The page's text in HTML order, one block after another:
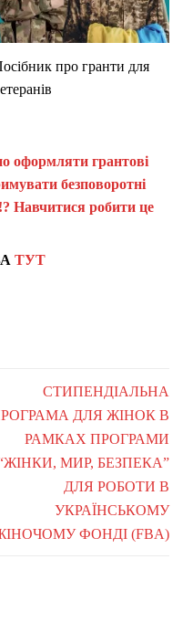
про гранти для
оформляти грантові
безповоротні
Навчитися робити це
ТУТ
СТИПЕНДІАЛЬНА
ДЛЯ ЖІНОК В
РАМКАХ ПРОГРАМИ
МИР, БЕЗПЕКА”
ДЛЯ РОБОТИ В
УКРАЇНСЬКОМУ
ФОНДІ (FBA)